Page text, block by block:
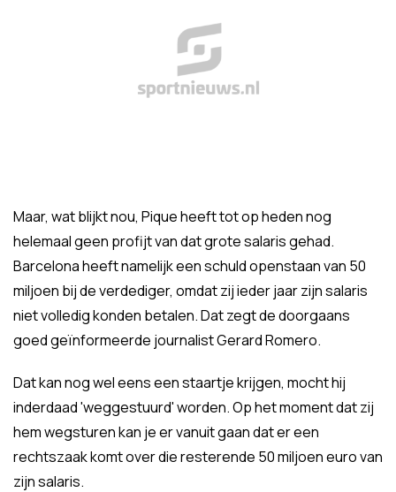
Maar, wat blijkt nou, Pique heeft tot op heden nog
helemaal geen profijt van dat grote salaris gehad.
Barcelona heeft namelijk een schuld openstaan van 50
miljoen bij de verdediger, omdat zij ieder jaar zijn salaris
niet volledig konden betalen. Dat zegt de doorgaans
goed geïnformeerde journalist Gerard Romero.
Dat kan nog wel eens een staartje krijgen, mocht hij
inderdaad 'weggestuurd' worden. Op het moment dat zij
hem wegsturen kan je er vanuit gaan dat er een
rechtszaak komt over die resterende 50 miljoen euro van
zijn salaris.